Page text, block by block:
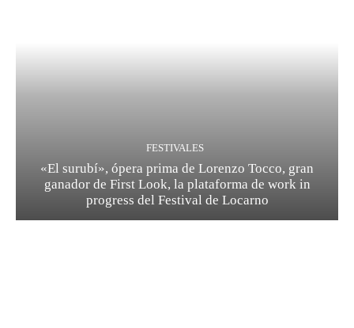
FESTIVALES
«El surubí», ópera prima de Lorenzo Tocco, gran
ganador de First Look, la plataforma de work in
progress del Festival de Locarno